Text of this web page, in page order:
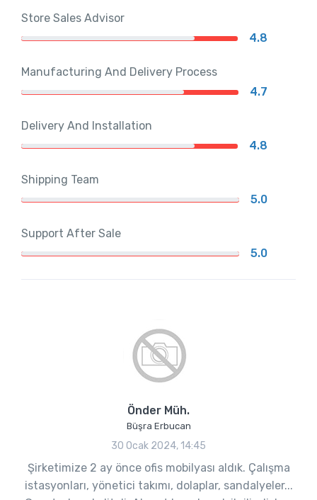
Store Sales Advisor
4.8
Manufacturing And Delivery Process
4.7
Delivery And Installation
4.8
Shipping Team
5.0
Support After Sale
5.0
Önder Müh.
Büşra Erbucan
30 Ocak 2024, 14:45
Şirketimize 2 ay önce ofis mobilyası aldık. Çalışma
istasyonları, yönetici takımı, dolaplar, sandalyeler...